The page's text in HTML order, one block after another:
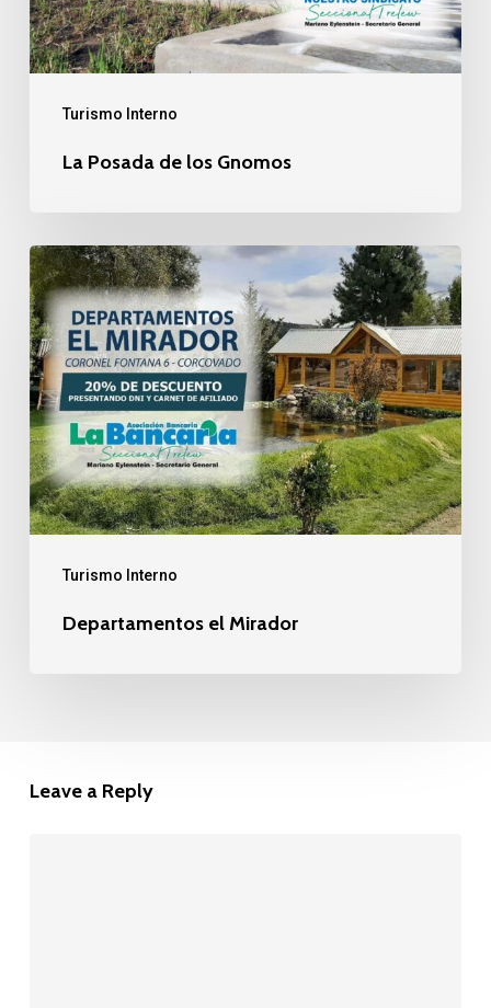
Turismo Interno
La Posada de los Gnomos
Turismo Interno
Departamentos
el
Mirador
Departamentos el Mirador
Leave a Reply